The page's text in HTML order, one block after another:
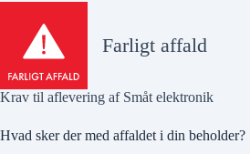
Farligt affald
Krav til aflevering af Småt elektronik
Hvad sker der med affaldet i din beholder?